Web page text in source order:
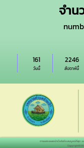
จำน
วันนี้
161
สัปดาห์นี้
2246